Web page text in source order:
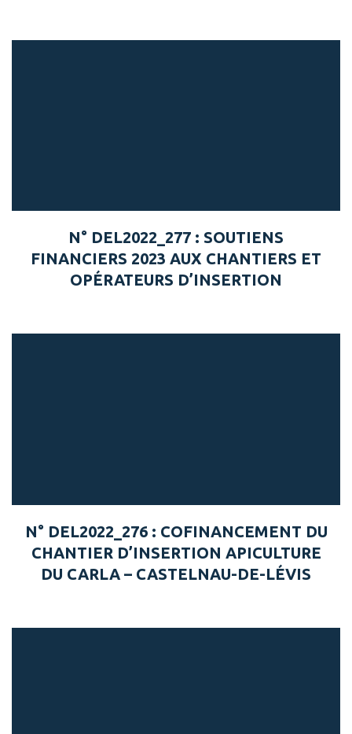
N° DEL2022_277 : SOUTIENS
FINANCIERS 2023 AUX CHANTIERS ET
OPÉRATEURS D’INSERTION
N° DEL2022_276 : COFINANCEMENT DU
CHANTIER D’INSERTION APICULTURE
DU CARLA – CASTELNAU-DE-LÉVIS